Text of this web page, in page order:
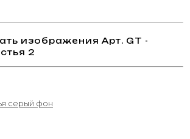
изображения Арт. GT -
2